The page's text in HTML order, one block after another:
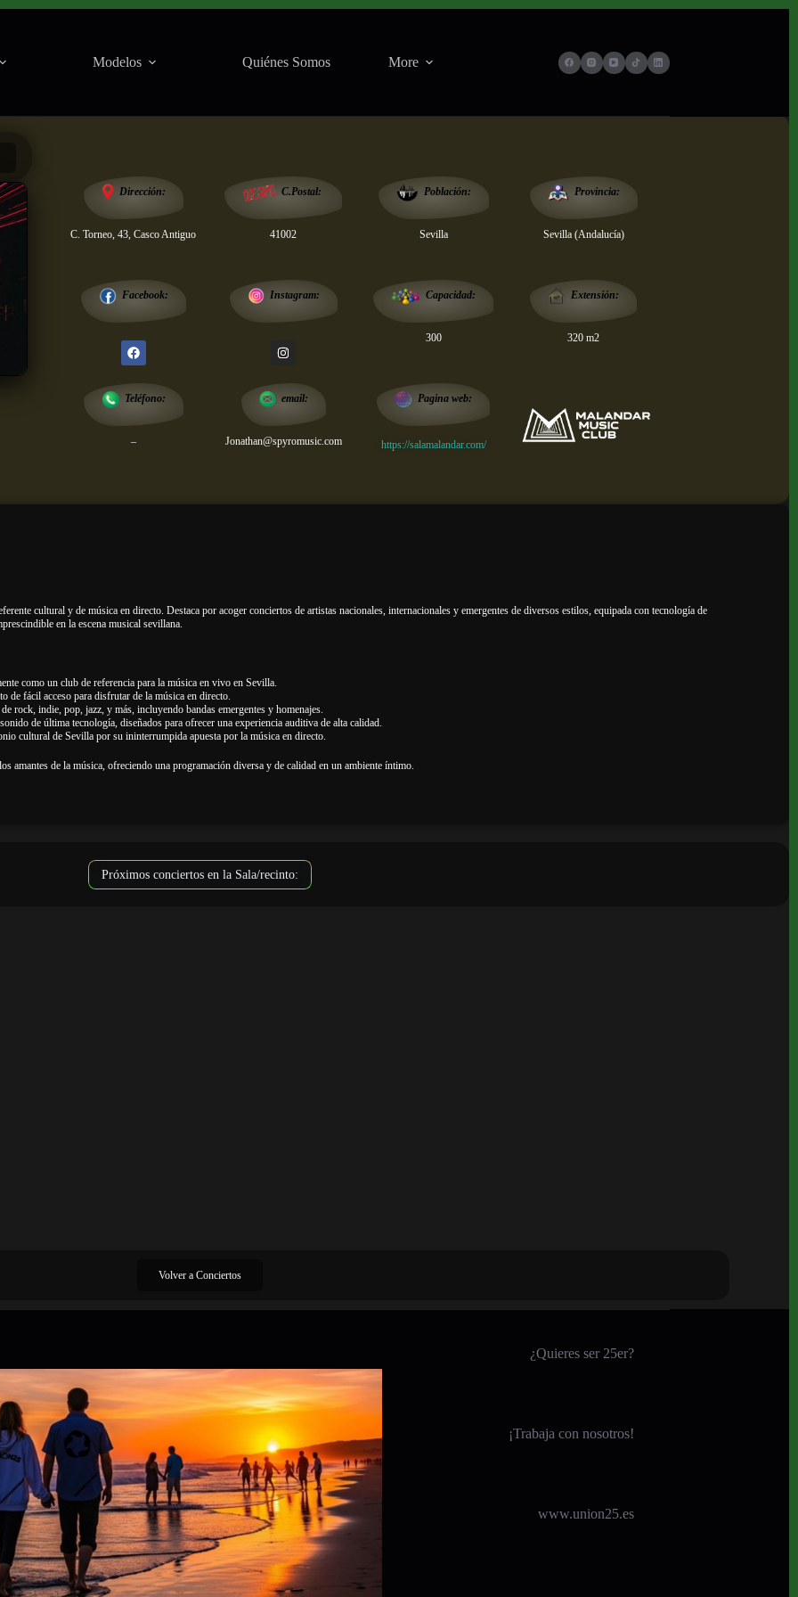
Modelos Quiénes Somos More
Dirección:
C. Torneo, 43, Casco Antiguo
C.Postal:
41002
Población:
Sevilla
Provincia:
Sevilla (Andalucía)
Facebook: Instagram: Capacidad:
300
Extensión:
320 m2
Teléfono:
–
email:
Jonathan@spyromusic.com
Pagina web:
https://salamalandar.com/
cultural y de música en directo. Destaca por acoger conciertos de artistas nacionales, internacionales y emergentes de diversos estilos, equipada con tecnología de
en la escena musical sevillana.
como un club de referencia para la música en vivo en Sevilla.
de fácil acceso para disfrutar de la música en directo.
rock, indie, pop, jazz, y más, incluyendo bandas emergentes y homenajes.
de última tecnología, diseñados para ofrecer una experiencia auditiva de alta calidad.
cultural de Sevilla por su ininterrumpida apuesta por la música en directo.
amantes de la música, ofreciendo una programación diversa y de calidad en un ambiente íntimo.
Próximos conciertos en la Sala/recinto:
Volver a Conciertos
¿Quieres ser 25er?
¡Trabaja con nosotros!
www.union25.es